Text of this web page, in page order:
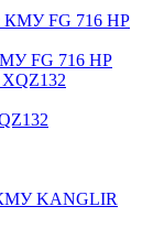
FG 716 HP